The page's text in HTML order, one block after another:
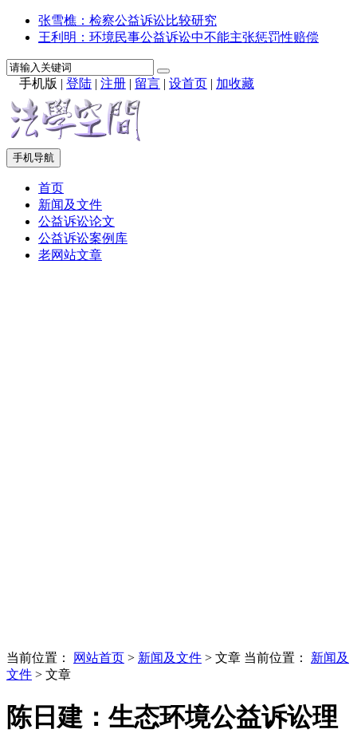
张雪樵：检察公益诉讼比较研究
王利明：环境民事公益诉讼中不能主张惩罚性赔偿
手机版 | 登陆 | 注册 | 留言 | 设首页 | 加收藏
手机导航
首页
新闻及文件
公益诉讼论文
公益诉讼案例库
老网站文章
当前位置： 网站首页 > 新闻及文件 > 文章 当前位置： 新闻及
文件 > 文章
陈日建：生态环境公益诉讼理